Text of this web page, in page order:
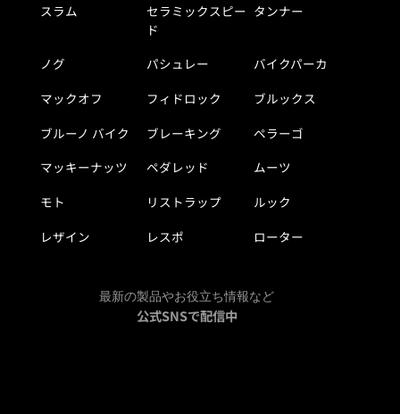
スラム
セラミックスピー
ド
タンナー
ノグ パシュレー
バイクパーカ
マックオフ
フィドロック
ブルックス
ブルーノ バイク
ブレーキング
ペラーゴ
マッキーナッツ
ペダレッド
ムーツ
モト
リストラップ
ルック
レザイン
レスポ ローター
最新の製品やお役立ち情報など
公式SNSで配信中